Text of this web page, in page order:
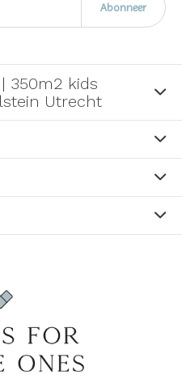
Abonneer
350m2 kids
Utrecht